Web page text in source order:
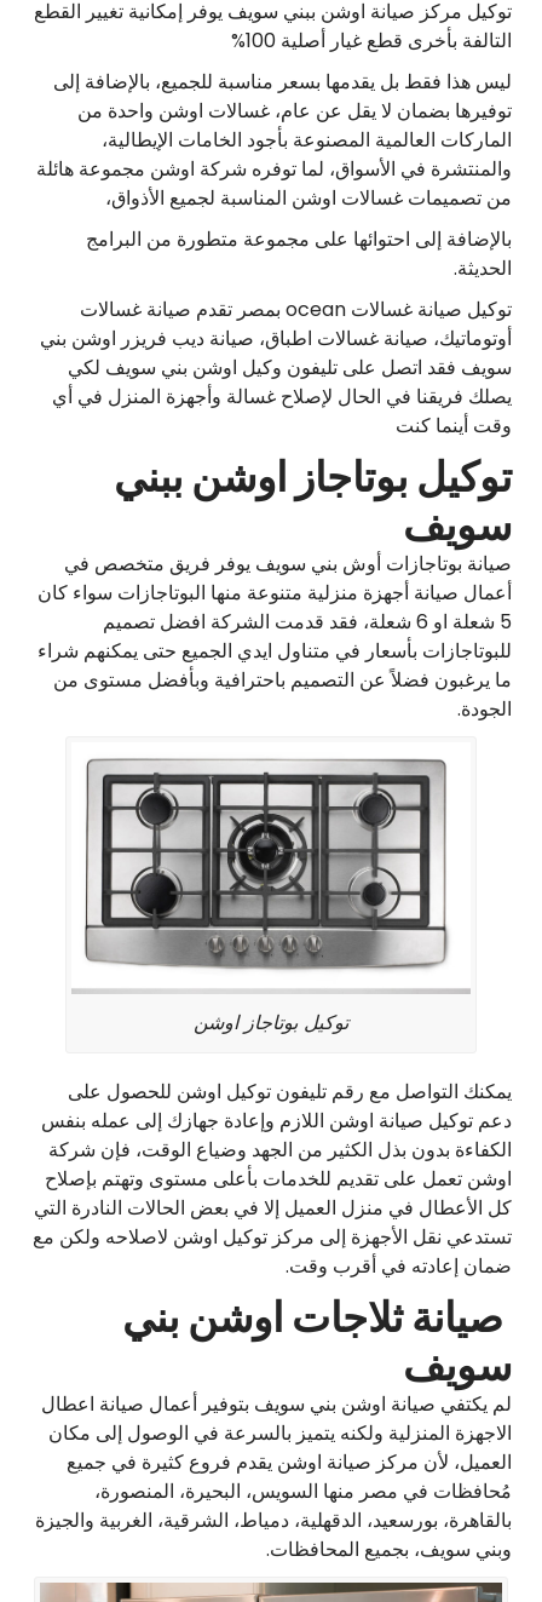
توكيل مركز صيانة اوشن ببني سويف يوفر إمكانية تغيير القطع
التالفة بأخرى قطع غيار أصلية 100%
ليس هذا فقط بل يقدمها بسعر مناسبة للجميع، بالإضافة إلى
توفيرها بضمان لا يقل عن عام، غسالات اوشن واحدة من
الماركات العالمية المصنوعة بأجود الخامات الإيطالية،
والمنتشرة في الأسواق، لما توفره شركة اوشن مجموعة هائلة
من تصميمات غسالات اوشن المناسبة لجميع الأذواق،
بالإضافة إلى احتوائها على مجموعة متطورة من البرامج
الحديثة.
توكيل صيانة غسالات ocean بمصر تقدم صيانة غسالات
أوتوماتيك، صيانة غسالات اطباق، صيانة ديب فريزر اوشن بني
سويف فقد اتصل على تليفون وكيل اوشن بني سويف لكي
يصلك فريقنا في الحال لإصلاح غسالة وأجهزة المنزل في أي
وقت أينما كنت
توكيل بوتاجاز اوشن ببني
سويف
صيانة بوتاجازات أوش بني سويف يوفر فريق متخصص في
أعمال صيانة أجهزة منزلية متنوعة منها البوتاجازات سواء كان
5 شعلة او 6 شعلة، فقد قدمت الشركة افضل تصميم
للبوتاجازات بأسعار في متناول ايدي الجميع حتى يمكنهم شراء
ما يرغبون فضلاً عن التصميم باحترافية وبأفضل مستوى من
الجودة.
توكيل بوتاجاز اوشن
يمكنك التواصل مع رقم تليفون توكيل اوشن للحصول على
دعم توكيل صيانة اوشن اللازم وإعادة جهازك إلى عمله بنفس
الكفاءة بدون بذل الكثير من الجهد وضياع الوقت، فإن شركة
اوشن تعمل على تقديم للخدمات بأعلى مستوى وتهتم بإصلاح
كل الأعطال في منزل العميل إلا في بعض الحالات النادرة التي
تستدعي نقل الأجهزة إلى مركز توكيل اوشن لاصلاحه ولكن مع
ضمان إعادته في أقرب وقت.
صيانة ثلاجات اوشن بني
سويف
لم يكتفي صيانة اوشن بني سويف بتوفير أعمال صيانة اعطال
الاجهزة المنزلية ولكنه يتميز بالسرعة في الوصول إلى مكان
العميل، لأن مركز صيانة اوشن يقدم فروع كثيرة في جميع
مُحافظات في مصر منها السويس، البحيرة، المنصورة،
بالقاهرة، بورسعيد، الدقهلية، دمياط، الشرقية، الغربية والجيزة
وبني سويف، بجميع المحافظات.